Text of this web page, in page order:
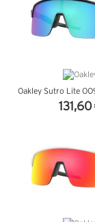
Oakley Sutro Lite
131,60